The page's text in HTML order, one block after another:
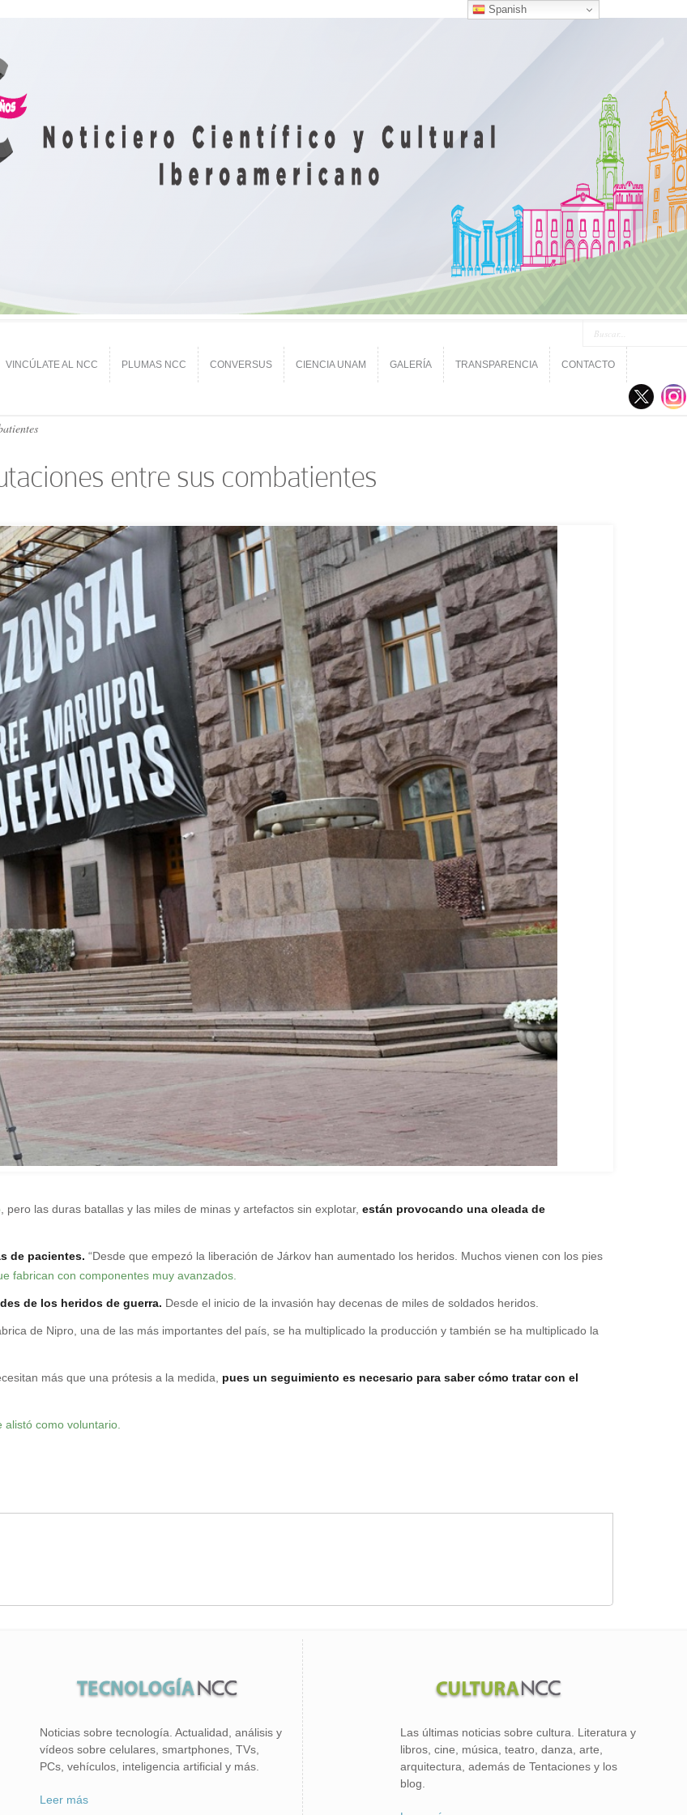
VINCÚLATE AL NCC PLUMAS NCC CONVERSUS CIENCIA UNAM GALERÍA TRANSPARENCIA CONTACTO
entre sus combatientes
, pero las duras batallas y las miles de minas y artefactos sin explotar, están provocando una oleada de
de pacientes. “Desde que empezó la liberación de Járkov han aumentado los heridos. Muchos vienen con los pies
fabrican con componentes muy avanzados.
de los heridos de guerra. Desde el inicio de la invasión hay decenas de miles de soldados heridos.
de Nipro, una de las más importantes del país, se ha multiplicado la producción y también se ha multiplicado la
más que una prótesis a la medida, pues un seguimiento es necesario para saber cómo tratar con el
como voluntario.
Noticias sobre tecnología. Actualidad, análisis y
vídeos sobre celulares, smartphones, TVs,
PCs, vehículos, inteligencia artificial y más.
Leer más
Las últimas noticias sobre cultura. Literatura y
libros, cine, música, teatro, danza, arte,
arquitectura, además de Tentaciones y los
blog.
Spanish